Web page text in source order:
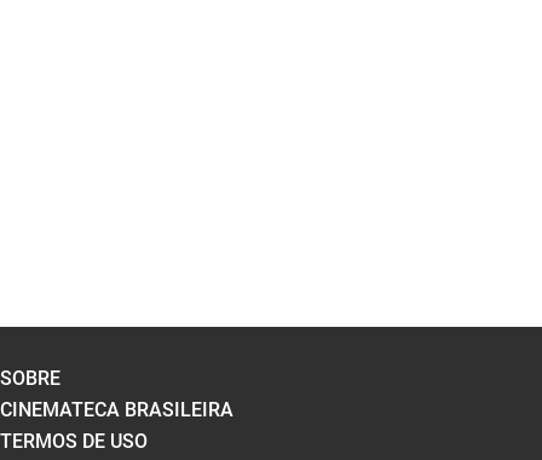
SOBRE
CINEMATECA BRASILEIRA
TERMOS DE USO